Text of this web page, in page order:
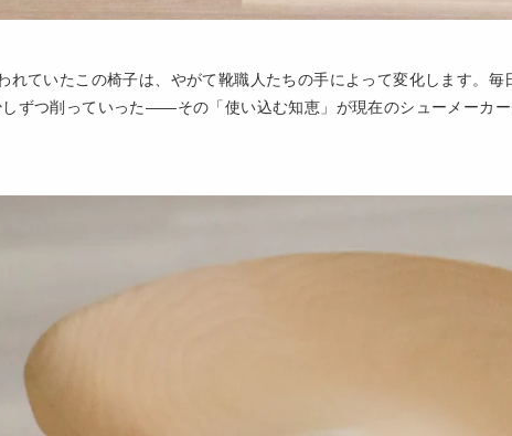
れていたこの椅子は、やがて靴職人たちの手によって変化します。毎
ずつ削っていった——その「使い込む知恵」が現在のシューメーカー